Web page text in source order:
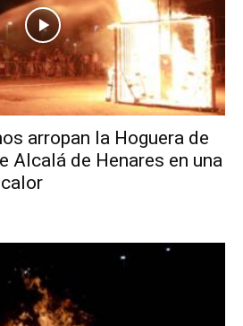
arropan la Hoguera de
Alcalá de Henares en una